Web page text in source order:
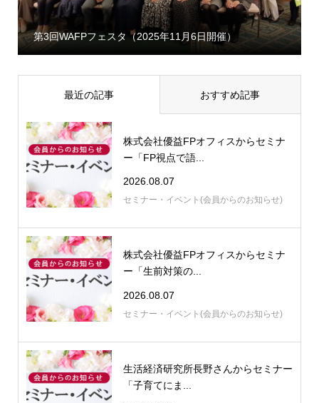
第3回WAFPフェスタ（2025年11月6日開催）
最近の記事 おすすめ記事
株式会社優益FPオフィスからセミナ
ー「FP視点で語...
2026.08.07
セミナー・イベント(会員からのお知らせ)
株式会社優益FPオフィスからセミナ
ー「生前対策の...
2026.08.07
セミナー・イベント(会員からのお知らせ)
生活経済研究所長野さんからセミナー
「子育てにま...